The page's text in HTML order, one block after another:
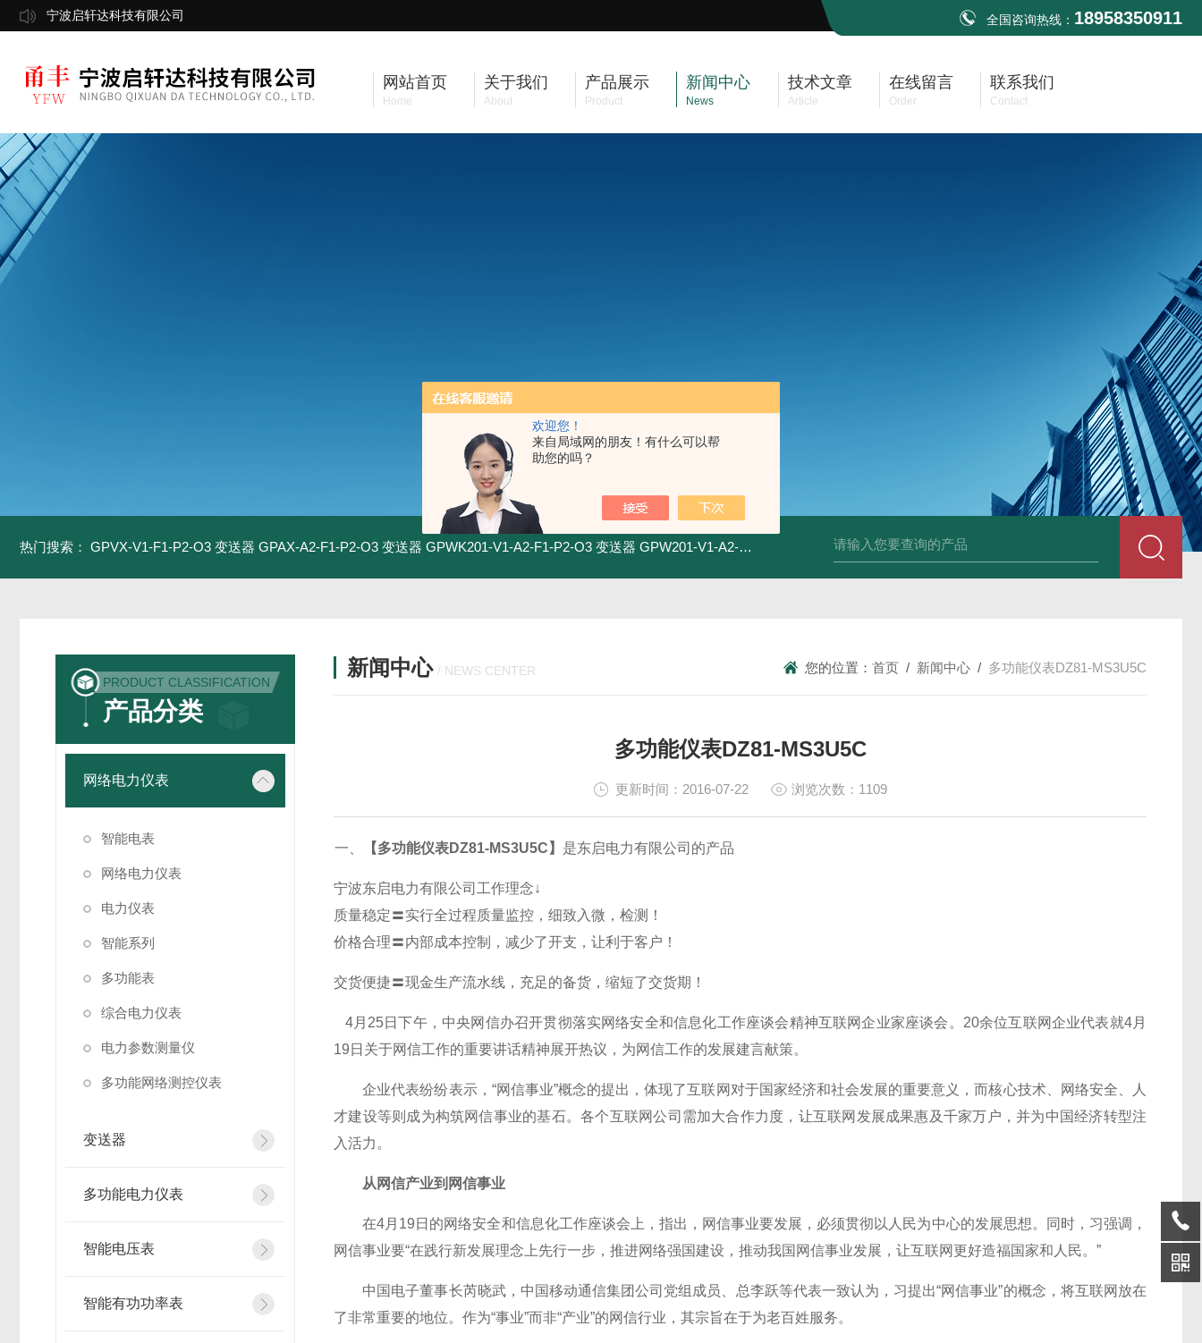
欢迎您！
来自局域网的朋友！有什么可以帮
助您的吗？
宁波启轩达科技有限公司 全国咨询热线： 18958350911
网站首页
Home
关于我们
About
产品展示
Product
新闻中心
News
技术文章
Article
在线留言
Order
联系我们
Contact
热门搜索： GPVX-V1-F1-P2-O3 变送器 GPAX-A2-F1-P2-O3 变送器 GPWK201-V1-A2-F1-P2-O3 变送器 GPW201-V1-A2-F1-P2-O3 变送器 变送器GPV-V1-F1-P2-O3 变送器GPA-A2-F1-P2-O3 变送器
PRODUCT CLASSIFICATION
产品分类
网络电力仪表
智能电表
网络电力仪表
电力仪表
智能系列
多功能表
综合电力仪表
电力参数测量仪
多功能网络测控仪表
变送器
多功能电力仪表
智能电压表
智能有功功率表
新闻中心 / NEWS CENTER 您的位置： 首页 / 新闻中心 / 多功能仪表DZ81-MS3U5C
多功能仪表DZ81-MS3U5C
更新时间：2016-07-22 浏览次数：1109
一、 【多功能仪表DZ81-MS3U5C】 是东启电力有限公司的产品
宁波东启电力有限公司工作理念↓
质量稳定〓实行全过程质量监控，细致入微，检测！
价格合理〓内部成本控制，减少了开支，让利于客户！
交货便捷〓现金生产流水线，充足的备货，缩短了交货期！
4月25日下午，中央网信办召开贯彻落实网络安全和信息化工作座谈会精神互联网企业家座谈会。20余位互联网企业代表就4月
19日关于网信工作的重要讲话精神展开热议，为网信工作的发展建言献策。
企业代表纷纷表示，“网信事业”概念的提出，体现了互联网对于国家经济和社会发展的重要意义，而核心技术、网络安全、人
才建设等则成为构筑网信事业的基石。各个互联网公司需加大合作力度，让互联网发展成果惠及千家万户，并为中国经济转型注
入活力。
从网信产业到网信事业
在4月19日的网络安全和信息化工作座谈会上，指出，网信事业要发展，必须贯彻以人民为中心的发展思想。同时，习强调，
网信事业要“在践行新发展理念上先行一步，推进网络强国建设，推动我国网信事业发展，让互联网更好造福国家和人民。”
中国电子董事长芮晓武，中国移动通信集团公司党组成员、总李跃等代表一致认为，习提出“网信事业”的概念，将互联网放在
了非常重要的地位。作为“事业”而非“产业”的网信行业，其宗旨在于为老百姓服务。